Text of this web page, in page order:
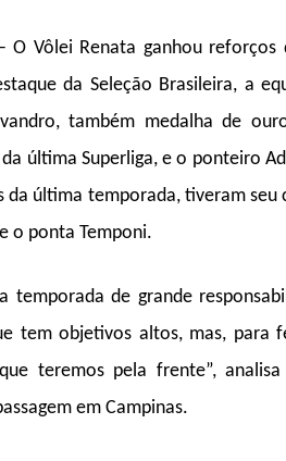
– O Vôlei Renata ganhou
da Seleção Brasileira, a
também medalha de
última Superliga, e o ponteiro
da última temporada, tiveram
o ponta Temponi.
temporada de grande
tem objetivos altos, mas, para
teremos pela frente”,
em Campinas.